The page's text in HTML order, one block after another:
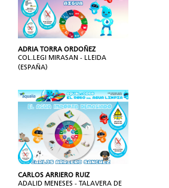
ADRIA TORRA ORDOÑEZ
COL.LEGI MIRASAN - LLEIDA
(ESPAÑA)
CARLOS ARRIERO RUIZ
ADALID MENESES - TALAVERA DE